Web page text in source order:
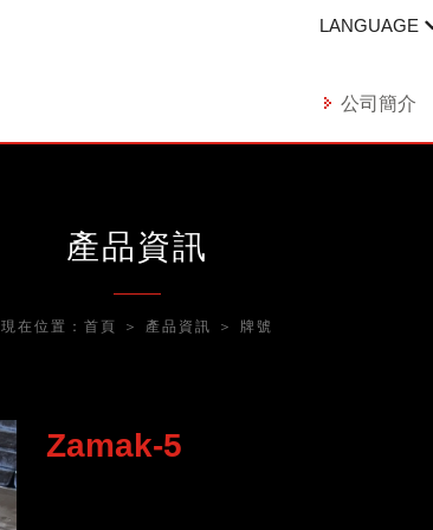
LANGUAGE
公司簡介
產品資訊
現在位置： 首頁 ＞ 產品資訊 ＞ 牌號
Zamak-5